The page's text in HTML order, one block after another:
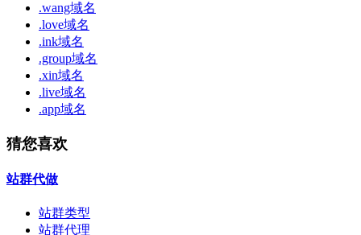
.wang域名
.love域名
.ink域名
.group域名
.xin域名
.live域名
.app域名
猜您喜欢
站群代做
站群类型
站群代理